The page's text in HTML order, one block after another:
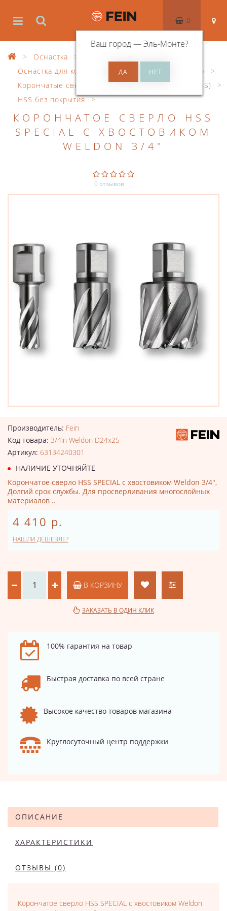
Ваш город —Эль-Монте?
0
Оснастка
Оснастка для корончатого сверления по металлу
Корончатые сверла из быстрорежущей стали (HSS)
HSS без покрытия
КОРОНЧАТОЕ СВЕРЛО HSS
SPECIAL С ХВОСТОВИКОМ
WELDON 3/4"
0 отзывов
Производитель: Fein
Код товара: 3/4in Weldon D24x25
Артикул: 63134240301
НАЛИЧИЕ УТОЧНЯЙТЕ
Корончатое сверло HSS SPECIAL с хвостовиком Weldon 3/4",
Долгий срок службы. Для просверливания многослойных
материалов ..
4 410 р.
НАШЛИ ДЕШЕВЛЕ?
В КОРЗИНУ
ЗАКАЗАТЬ В ОДИН КЛИК
100% гарантия на товар
Быстрая доставка по всей стране
Высокое качество товаров магазина
Круглосуточный центр поддержки
ОПИСАНИЕ
ХАРАКТЕРИСТИКИ
ОТЗЫВЫ (0)
Корончатое сверло HSS SPECIAL с хвостовиком Weldon